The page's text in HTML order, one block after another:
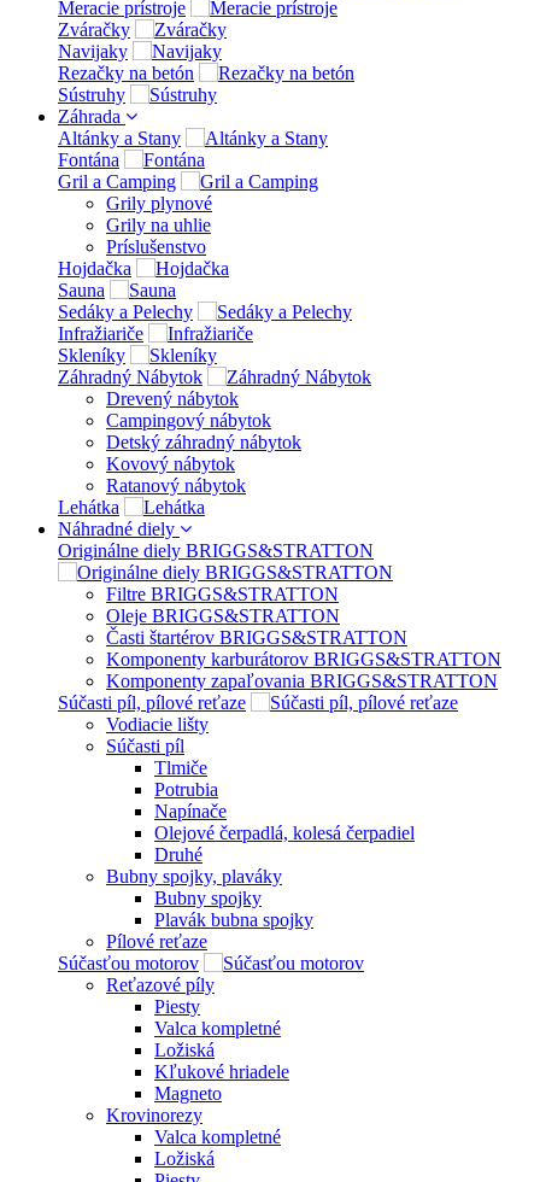
Meracie prístroje
Zváračky
Navijaky
Rezačky na betón
Sústruhy
Záhrada
Altánky a Stany
Fontána
Gril a Camping
Grily plynové
Grily na uhlie
Príslušenstvo
Hojdačka
Sauna
Sedáky a Pelechy
Infražiariče
Skleníky
Záhradný Nábytok
Drevený nábytok
Campingový nábytok
Detský záhradný nábytok
Kovový nábytok
Ratanový nábytok
Lehátka
Náhradné diely
Originálne diely BRIGGS&STRATTON
Filtre BRIGGS&STRATTON
Oleje BRIGGS&STRATTON
Časti štartérov BRIGGS&STRATTON
Komponenty karburátorov BRIGGS&STRATTON
Komponenty zapaľovania BRIGGS&STRATTON
Súčasti píl, pílové reťaze
Vodiacie lišty
Súčasti píl
Tlmiče
Potrubia
Napínače
Olejové čerpadlá, kolesá čerpadiel
Druhé
Bubny spojky, plaváky
Bubny spojky
Plavák bubna spojky
Pílové reťaze
Súčasťou motorov
Reťazové píly
Piesty
Valca kompletné
Ložiská
Kľukové hriadele
Magneto
Krovinorezy
Valca kompletné
Ložiská